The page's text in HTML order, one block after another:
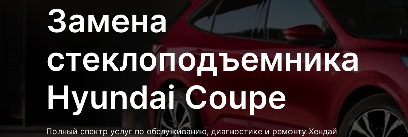
Замена
стеклоподъемника
Hyundai Coupe
Полный спектр услуг по обслуживанию, диагностике и ремонту Хендай